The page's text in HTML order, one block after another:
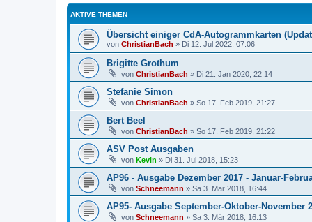
AKTIVE THEMEN
Übersicht einiger CdA-Autogrammkarten
von ChristianBach » Di 12. Jul 2022, 07:06
Brigitte Grothum
von ChristianBach » Di 21. Jan 2020, 22:14
Stefanie Simon
von ChristianBach » So 17. Feb 2019, 21:27
Bert Beel
von ChristianBach » So 17. Feb 2019, 21:22
ASV Post Ausgaben
von Kevin » Di 31. Jul 2018, 15:23
AP96 - Ausgabe Dezember 2017 - Januar-
von Schneemann » Sa 3. Mär 2018, 16:44
AP95- Ausgabe September-Oktober-November
von Schneemann » Sa 3. Mär 2018, 16:13